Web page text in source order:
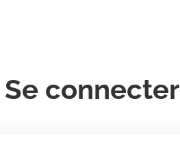
Se connecter